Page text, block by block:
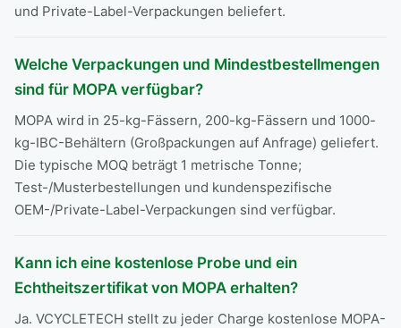
und Private-Label-Verpackungen beliefert.
Welche Verpackungen und Mindestbestellmengen
sind für MOPA verfügbar?
MOPA wird in 25-kg-Fässern, 200-kg-Fässern und 1000-
kg-IBC-Behältern (Großpackungen auf Anfrage) geliefert.
Die typische MOQ beträgt 1 metrische Tonne;
Test-/Musterbestellungen und kundenspezifische
OEM-/Private-Label-Verpackungen sind verfügbar.
Kann ich eine kostenlose Probe und ein
Echtheitszertifikat von MOPA erhalten?
Ja. VCYCLETECH stellt zu jeder Charge kostenlose MOPA-